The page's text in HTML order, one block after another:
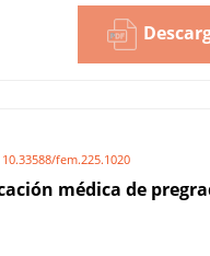
10.33588/fem.225.1020
médica de